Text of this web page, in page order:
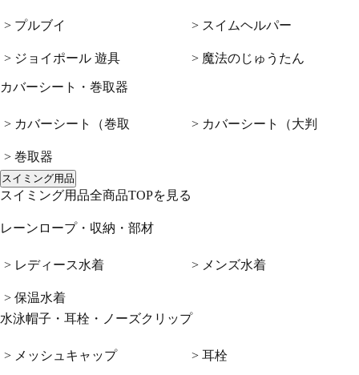
> プルブイ
> ジョイポール 遊具
> スイムヘルパー
> 魔法のじゅうたん
カバーシート・巻取器
> カバーシート（巻取
> 巻取器
> カバーシート（大判
スイミング用品
スイミング用品全商品TOPを見る
レーンロープ・収納・部材
> レディース水着
> 保温水着
> メンズ水着
水泳帽子・耳栓・ノーズクリップ
> メッシュキャップ > 耳栓